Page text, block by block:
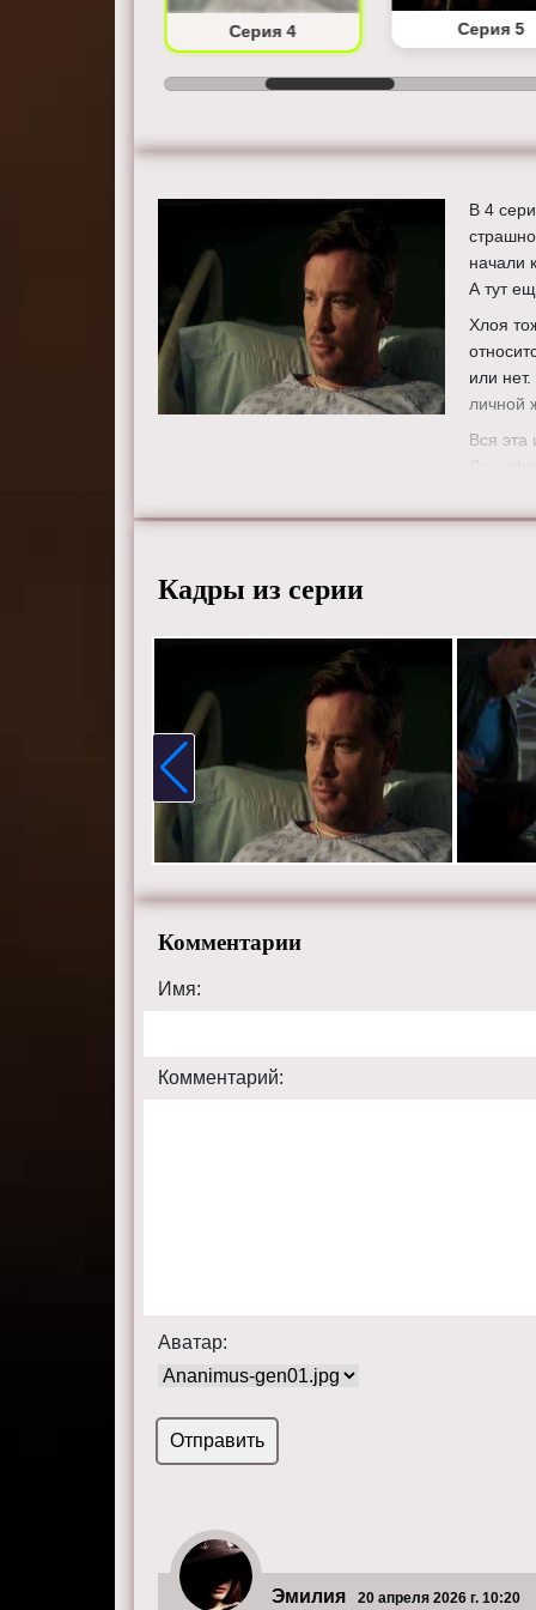
Серия 4 Серия 5
В 4
начали
А тут
Хлоя
или
личной
Вся эта
Лесли-
Триша
Кадры из серии
Комментарии
Имя:
Комментарий:
Аватар:
Эмилия 20 апреля 2026 г. 10:20